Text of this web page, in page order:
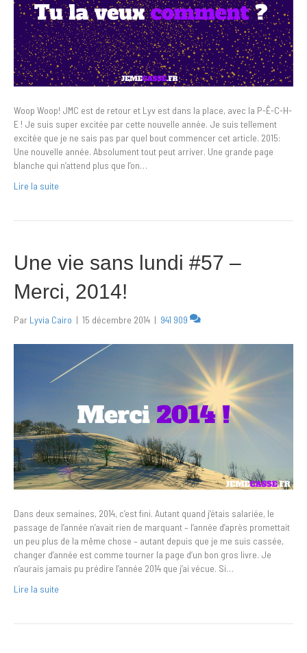
Woop Woop! JMC est de retour et Lyv est dans la place, avec la P-Ê-C-H-
E ! Je suis super excitée par cette nouvelle année. Je suis tellement
excitée que je ne sais pas par quel bout commencer cet article. 2015:
Une nouvelle année. Absolument tout peut arriver. Une grande page
blanche qui n’attend plus que l’on…
Lire la suite
Une vie sans lundi #57 –
Merci, 2014!
Par Lyvia Cairo | 15 décembre 2014 | 941 909
Dans deux semaines, 2014, c’est fini. Autant quand j’étais salariée, le
passage de l’année n’avait rien de marquant – l’année d’après promettait
un peu plus de la même chose – autant depuis que je me suis cassée,
changer d’année est comme tourner la page d’un bon gros livre. Je
n’aurais jamais pu prédire l’année 2014 que j’ai vécue. Si…
Lire la suite